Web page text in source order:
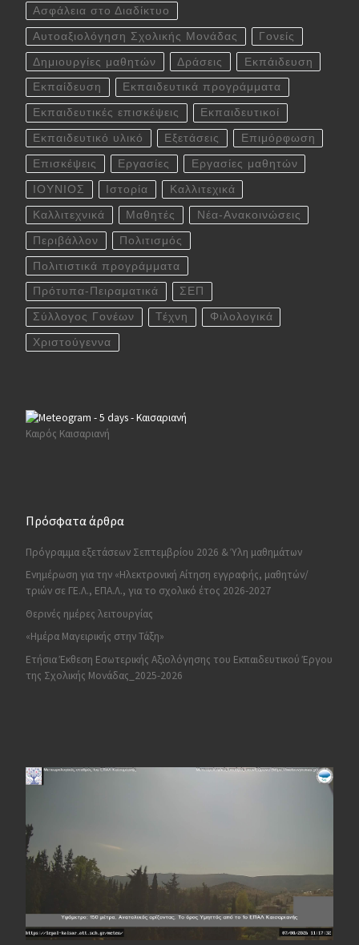
Ασφάλεια στο Διαδίκτυο
Αυτοαξιολόγηση Σχολικής Μονάδας Γονείς
Δημιουργίες μαθητών Δράσεις Εκπάιδευση
Εκπαίδευση Εκπαιδευτικά προγράμματα
Εκπαιδευτικές επισκέψεις Εκπαιδευτικοί
Εκπαιδευτικό υλικό Εξετάσεις Επιμόρφωση
Επισκέψεις Εργασίες Εργασίες μαθητών
ΙΟΥΝΙΟΣ Ιστορία Καλλιτεχικά
Καλλιτεχνικά Μαθητές Νέα-Ανακοινώσεις
Περιβάλλον Πολιτισμός
Πολιτιστικά προγράμματα
Πρότυπα-Πειραματικά ΣΕΠ
Σύλλογος Γονέων Τέχνη Φιλολογικά
Χριστούγεννα
Καιρός Καισαριανή
Πρόσφατα άρθρα
Πρόγραμμα εξετάσεων Σεπτεμβρίου 2026 & Ύλη μαθημάτων
Ενημέρωση για την «Ηλεκτρονική Αίτηση εγγραφής, μαθητών/
τριών σε ΓΕ.Λ., ΕΠΑ.Λ., για το σχολικό έτος 2026-2027
Θερινές ημέρες λειτουργίας
«Ημέρα Μαγειρικής στην Τάξη»
Ετήσια Έκθεση Εσωτερικής Αξιολόγησης του Εκπαιδευτικού Έργου
της Σχολικής Μονάδας_2025-2026